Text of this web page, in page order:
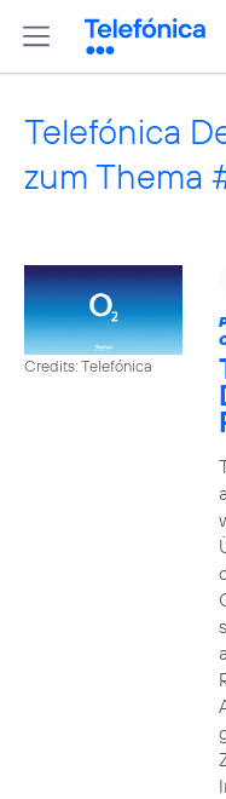
Telefónica
zum Thema
Credits: Telefónica